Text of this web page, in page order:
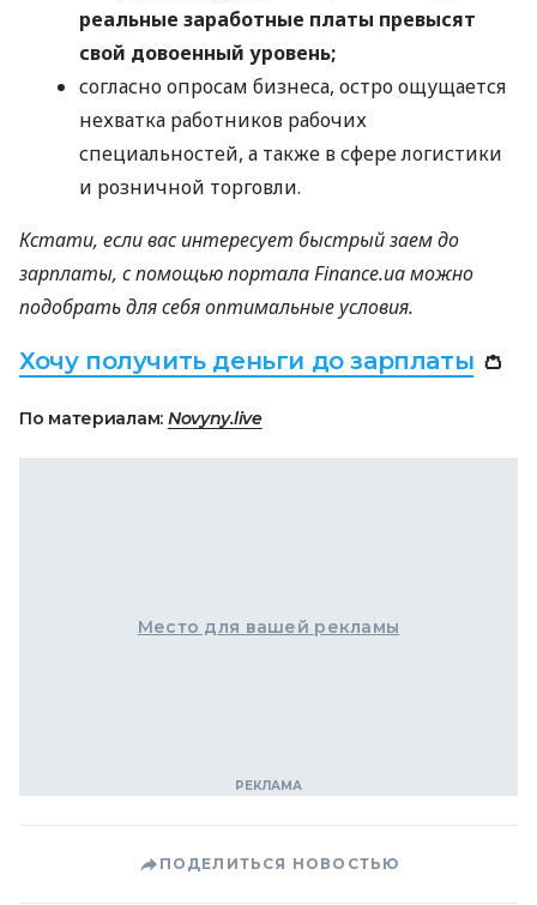
реальные заработные платы превысят
свой довоенный уровень;
согласно опросам бизнеса, остро ощущается
нехватка работников рабочих
специальностей, а также в сфере логистики
и розничной торговли.
Кстати, если вас интересует быстрый заем до
зарплаты, с помощью портала Finance.ua можно
подобрать для себя оптимальные условия.
Хочу получить деньги до зарплаты 👛
По материалам: Novyny.live
Место для вашей рекламы
ПОДЕЛИТЬСЯ НОВОСТЬЮ